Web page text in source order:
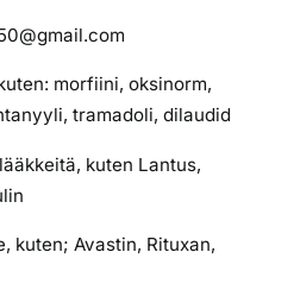
d
o
i
morfiini, oksinorm,
tramadoli, dilaudid
kuten Lantus,
kuten; Avastin, Rituxan,